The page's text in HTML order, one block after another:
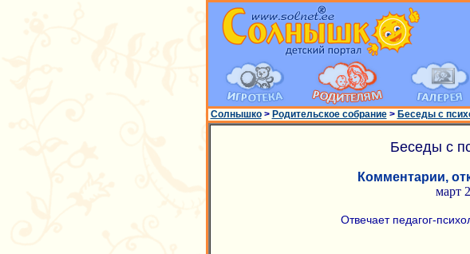
Солнышко> Родительское собрание> Беседы с
Беседы с
Комментарии,
март
Отвечает педагог-